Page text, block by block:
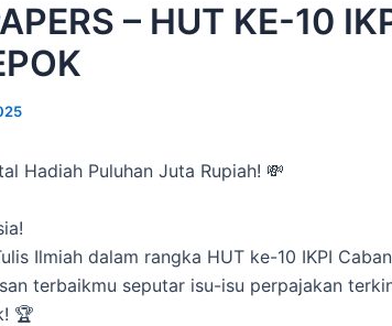
– HUT KE-10
Hadiah Puluhan Juta Rupiah! 💸
Ilmiah dalam rangka HUT ke-10 IKPI
terbaikmu seputar isu-isu perpajakan
🏆